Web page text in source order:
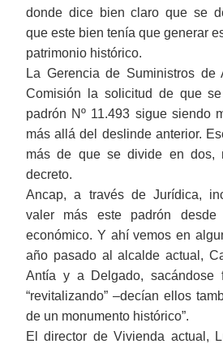
donde dice bien claro que se
que este bien tenía que generar
patrimonio histórico.
La Gerencia de Suministros
Comisión la solicitud de que
padrón Nº 11.493 sigue siendo
más allá del deslinde anterior.
más de que se divide en dos,
decreto.
Ancap, a través de Jurídica,
valer más este padrón
económico. Y ahí vemos en
año pasado al alcalde actual,
Antía y a Delgado,
“revitalizando” ‒decían ellos
de un monumento histórico”.
El director de Vivienda actual,